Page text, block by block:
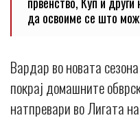
да освоиме се што
Вардар во новата
покрај домашните
натпревари во Лигата